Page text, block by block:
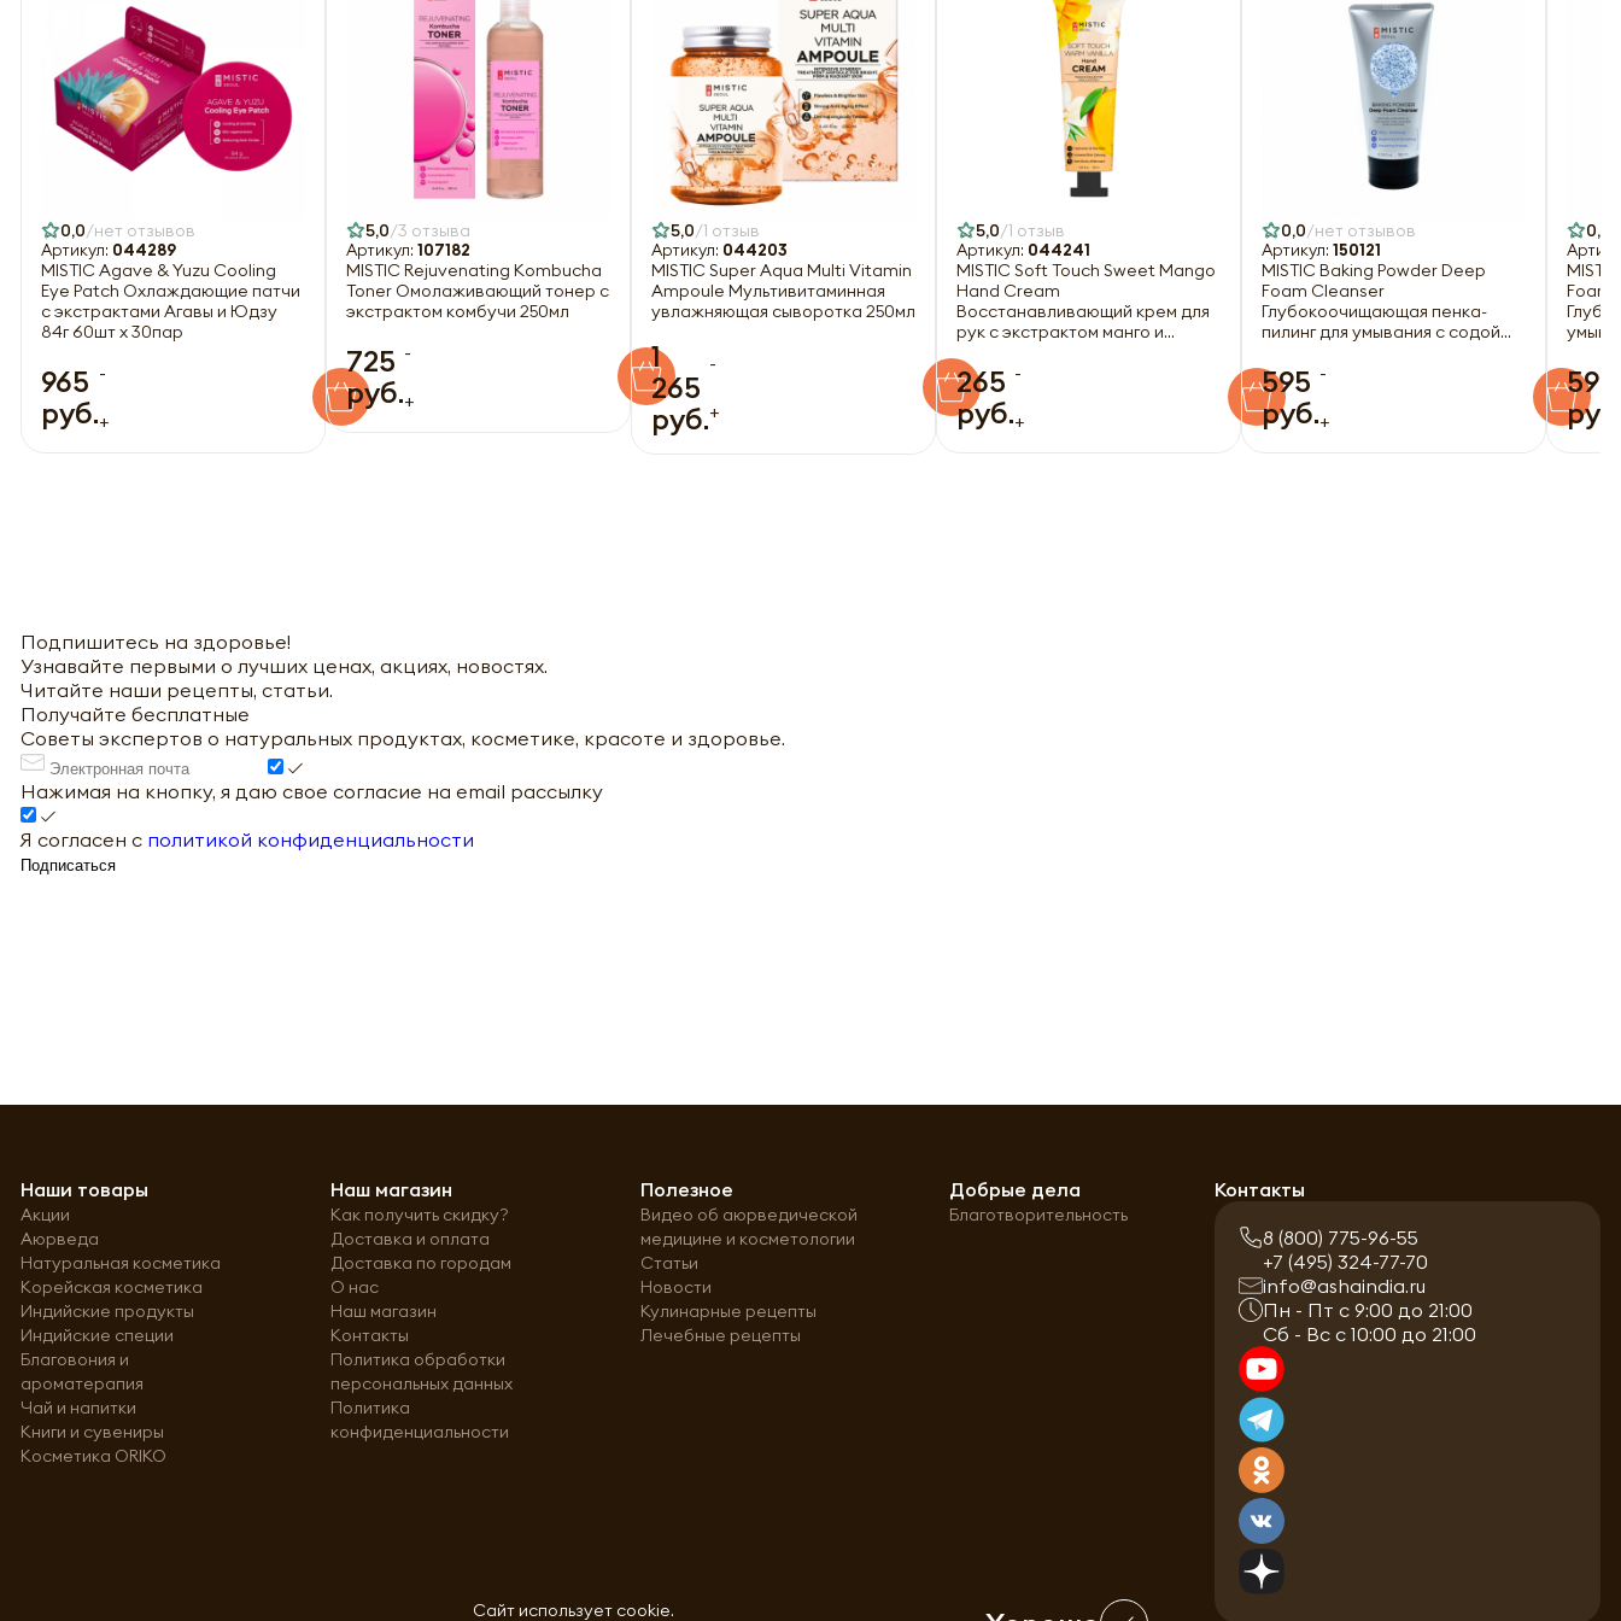
0,0 нет отзывов
Артикул: 044289
MISTIC Agave & Yuzu Cooling
Eye Patch Охлаждающие патчи
с экстрактами Агавы и Юдзу
84г 60шт х 30пар
965
руб.
-
+
5,0 3 отзыва
Артикул: 107182
MISTIC Rejuvenating Kombucha
Toner Омолаживающий тонер с
экстрактом комбучи 250мл
725
руб.
-
+
5,0 1 отзыв
Артикул: 044203
MISTIC Super Aqua Multi Vitamin
Ampoule Мультивитаминная
увлажняющая сыворотка 250мл
1
265
руб.
-
+
5,0 1 отзыв
Артикул: 044241
MISTIC Soft Touch Sweet Mango
Hand Cream
Восстанавливающий крем для
рук с экстрактом манго и
265
руб.
-
+
0,0 нет отзывов
Артикул: 150121
MISTIC Baking Powder Deep
Foam Cleanser
Глубокоочищающая пенка-
пилинг для умывания с содой
595
руб.
-
+
0,0
Foam
595
Подпишитесь на здоровье!
Узнавайте первыми о лучших ценах, акциях, новостях.
Читайте наши рецепты, статьи.
Получайте бесплатные
Советы экспертов о натуральных продуктах, косметике, красоте и здоровье.
Нажимая на кнопку, я даю свое согласие на email рассылку
Я согласен с политикой конфиденциальности
Подписаться
Наши товары
Акции
Аюрведа
Натуральная косметика
Корейская косметика
Индийские продукты
Индийские специи
Благовония и
ароматерапия
Чай и напитки
Книги и сувениры
Косметика ORIKO
Наш магазин
Как получить скидку?
Доставка и оплата
Доставка по городам
О нас
Наш магазин
Контакты
Политика обработки
персональных данных
Политика
конфиденциальности
Полезное
Видео об аюрведической
медицине и косметологии
Статьи
Новости
Кулинарные рецепты
Лечебные рецепты
Добрые дела
Благотворительность
Контакты
8 (800) 775-96-55
+7 (495) 324-77-70
info@ashaindia.ru
Пн - Пт с 9:00 до 21:00
Сб - Вс с 10:00 до 21:00
Сайт использует cookie.